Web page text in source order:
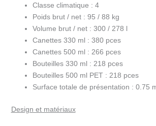
Classe climatique : 4
Poids brut / net : 95 / 88 kg
Volume brut / net : 300 / 278 l
Canettes 330 ml : 380 pces
Canettes 500 ml : 266 pces
Bouteilles 330 ml : 218 pces
Bouteilles 500 ml PET : 218 pces
Surface totale de présentation : 0.75
Design et matériaux